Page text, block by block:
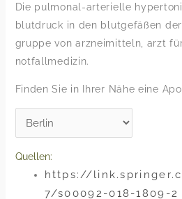
Die pulmonal-arterielle
blutdruck in den blutgefäßen
gruppe von arzneimitteln, arzt
notfallmedizin.
Finden Sie in Ihrer Nähe eine
Quellen:
https://
7/s00092-018-1809-2